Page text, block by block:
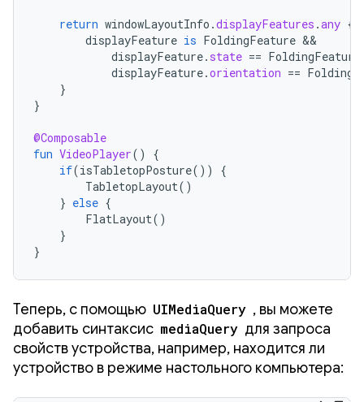
return windowLayoutInfo .displayFeatures .any {
displayFeature is FoldingFeature
displayFeature. state == FoldingFeature
displayFeature.orientation ==
}
}
@Composable
fun VideoPlayer()
{
if(isTabletopPosture())
{
TabletopLayout()
} else {
FlatLayout()
}
}
Теперь, с помощью UIMediaQuery , вы можете
добавить синтаксис mediaQuery для запроса
свойств устройства, например, находится ли
устройство в режиме настольного компьютера: